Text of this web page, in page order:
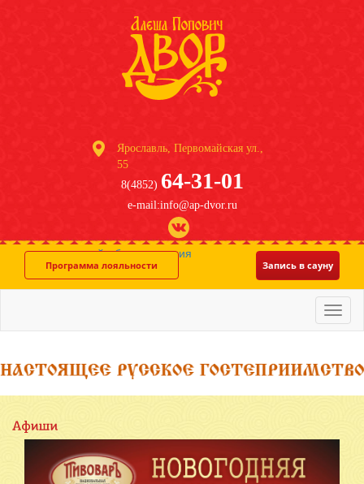
Ярославль, Первомайская ул.,
55
8(4852) 64-31-01
e-mail:info@ap-dvor.ru
система онлайн-бронирования
Программа лояльности Запись в сауну
Меню